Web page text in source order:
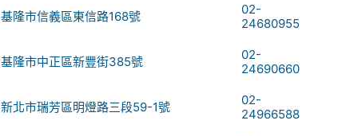
基隆市信義區東信路168號
02-
24680955
基隆市中正區新豐街385號
02-
24690660
新北市瑞芳區明燈路三段59-1號
02-
24966588